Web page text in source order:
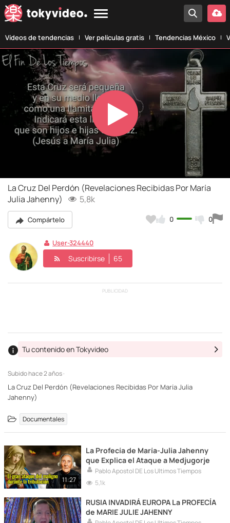
Vídeos de tendencias Ver películas gratis Tendencias México
Play
Video
La Cruz Del Perdón (Revelaciones Recibidas Por María
Julia Jahenny)
5,8k
Compártelo 0 0
User-324440
Suscribirse 65
PUBLICIDAD
Subidohace 2 años ·
Tu contenido en Tokyvideo
La Cruz Del Perdón (Revelaciones Recibidas Por María Julia
Jahenny)
Documentales
11:27
La Profecía de María-Julia Jahenny
que Explica el Ataque a Medjugorje
Pablo Apostol DE Los Ultimos Tiempos
5,1k
RUSIA INVADIRÁ EUROPA La PROFECÍA
de MARIE JULIE JAHENNY